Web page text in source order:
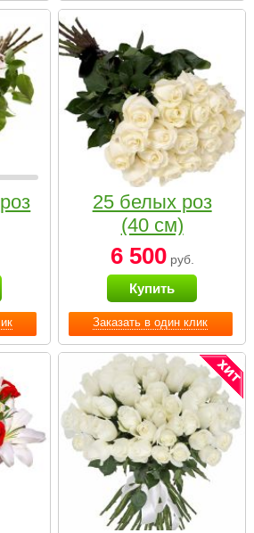
Заказать в один клик
25 белых роз
(40 см)
6 500руб.
Купить